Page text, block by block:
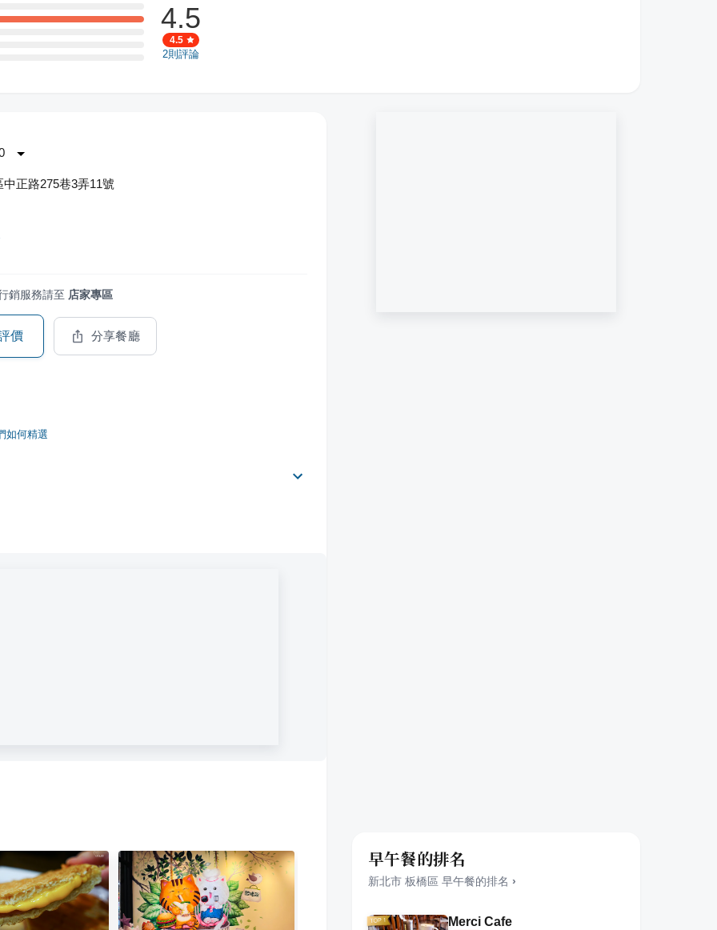
4.5
4.5
2則評論
正路275巷3弄11號
銷服務請至 店家專區
價 分享餐廳
如何精選
早午餐的排名
新北市 板橋區 早午餐的排名 ›
Merci Cafe